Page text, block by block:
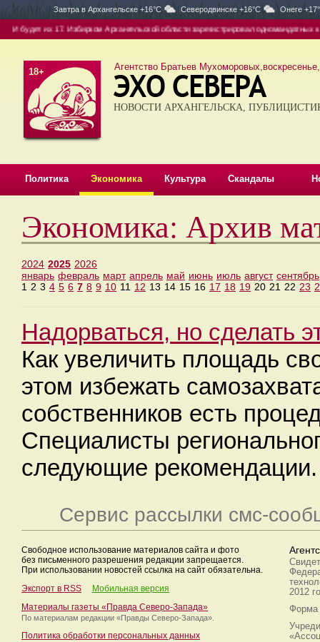
Завтра в Архангельске +16°C Северодвинске +16°C Онеге
И будет их 17. Избирком Архангельской области зарегистрировал одномандатных
18+ Агентство Братьев
НОВОСТИ АРХАНГЕЛЬСКА,
Политика Экономика Культура Скандалы
Экономика: Архив
2024 2025 2026
январь февраль март апрель май июнь июль август сентябрь
1 2 3 4 5 6 7 8 9 10 11 12 13 14 15 16 17 18 19 20 21 22 23
Надорваться, но сделать
Как увеличить площадь
этом избежать
собственников есть
Специалисты
следующие рекомендации.
Сервис рассылки смс-
Свободное использование материалов сайта и фото
без письменного разрешения редакции запрещается.
При использовании новостей ссылка на сайт обязательна.
Экспорт в RSS
Мобильная версия
Материалы газеты «Правда Северо-Запада»
По материалам редакции «Правды Северо-Запада».
Политика обработки персональных данных
2012
Форма